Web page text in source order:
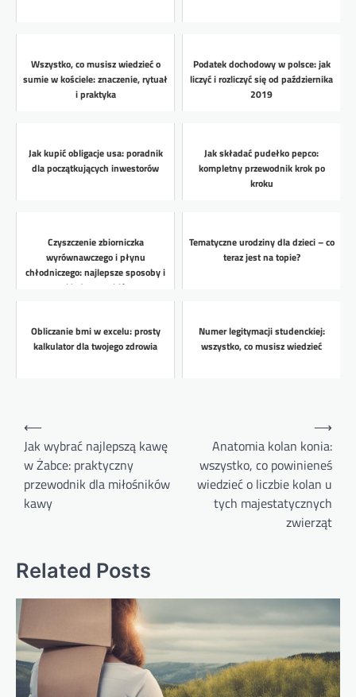
Wszystko, co musisz wiedzieć o
sumie w kościele: znaczenie, rytuał
i praktyka
Podatek dochodowy w polsce: jak
liczyć i rozliczyć się od października
2019
Jak kupić obligacje usa: poradnik
dla początkujących inwestorów
Jak składać pudełko pepco:
kompletny przewodnik krok po
kroku
Czyszczenie zbiorniczka
wyrównawczego i płynu
chłodniczego: najlepsze sposoby i
kiedy to zrobić
Tematyczne urodziny dla dzieci – co
teraz jest na topie?
Obliczanie bmi w excelu: prosty
kalkulator dla twojego zdrowia
Numer legitymacji studenckiej:
wszystko, co musisz wiedzieć
Nawigacja
wpisu
⟵
Jak wybrać najlepszą kawę
w Żabce: praktyczny
przewodnik dla miłośników
kawy
Anatomia kolan konia:
wszystko, co powinieneś
wiedzieć o liczbie kolan u
tych majestatycznych
zwierząt
⟶
Related Posts